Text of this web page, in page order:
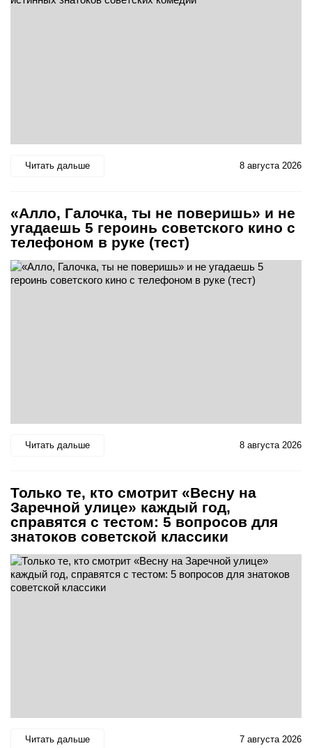
Читать дальше 8 августа 2026
«Алло, Галочка, ты не поверишь» и не
угадаешь 5 героинь советского кино с
телефоном в руке (тест)
Читать дальше 8 августа 2026
Только те, кто смотрит «Весну на
Заречной улице» каждый год,
справятся с тестом: 5 вопросов для
знатоков советской классики
Читать дальше 7 августа 2026